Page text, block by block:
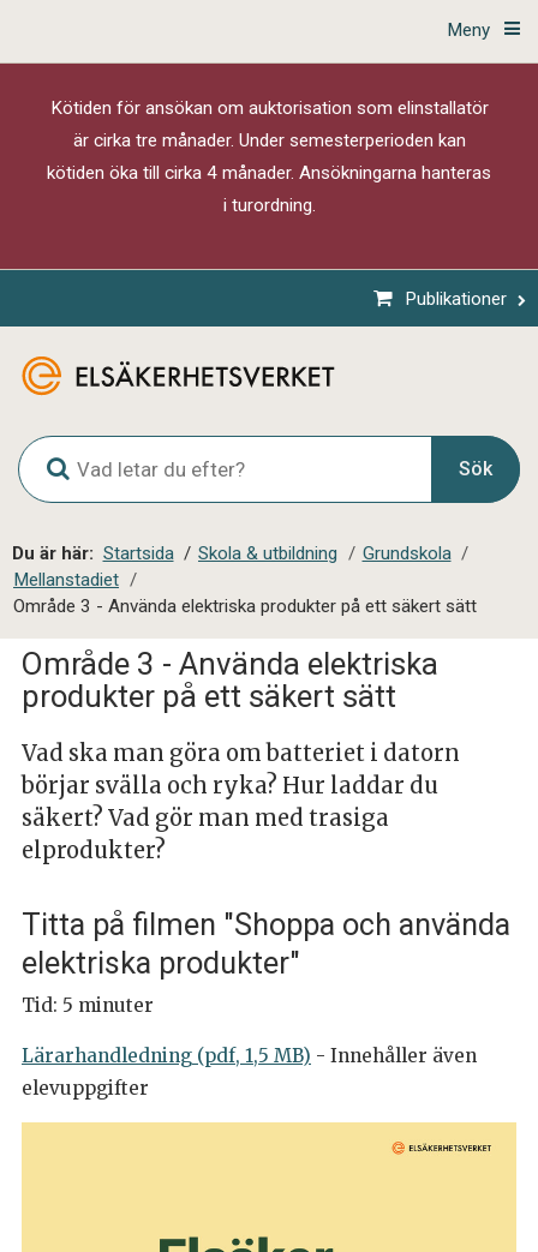
Meny
Kötiden för ansökan om auktorisation som elinstallatör
är cirka tre månader. Under semesterperioden kan
kötiden öka till cirka 4 månader. Ansökningarna hanteras
i turordning.
Publikationer
G
l
o
a
l
s
i
t
e
s
ö
k
Sök
Du är här: Startsida / Skola & utbildning / Grundskola /
Mellanstadiet /
Område 3 - Använda elektriska produkter på ett säkert sätt
Område 3 - Använda elektriska
produkter på ett säkert sätt
Vad ska man göra om batteriet i datorn
börjar svälla och ryka? Hur laddar du
säkert? Vad gör man med trasiga
elprodukter?
Titta på filmen "Shoppa och använda
elektriska produkter"
Tid: 5 minuter
Lärarhandledning (pdf, 1,5 MB) - Innehåller även
elevuppgifter